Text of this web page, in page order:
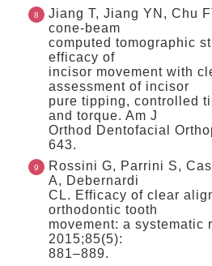
Jiang T, Jiang YN, Chu
cone-beam
computed tomographic
efficacy of
incisor movement with
assessment of incisor
pure tipping, controlled
and torque. Am J
Orthod Dentofacial
643.
Rossini G, Parrini S,
A, Debernardi
CL. Efficacy of clear
orthodontic tooth
movement: a systematic
2015;85(5):
881–889.